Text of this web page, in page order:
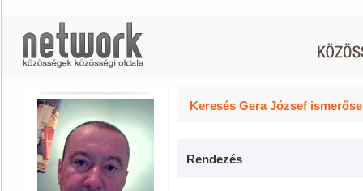
Keresés Gera József
Rendezés